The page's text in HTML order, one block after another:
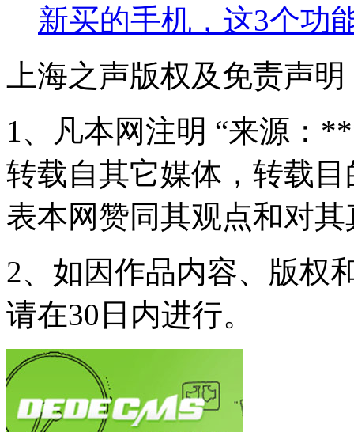
新买的手机，这3个功
上海之声版权及免责声明
1、凡本网注明 “来源：
转载自其它媒体，转载
表本网赞同其观点和对
2、如因作品内容、版权
请在30日内进行。